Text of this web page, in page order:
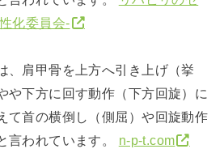
化委員会-
、肩甲骨を上方へ引き上げ（挙
や下方に回す動作（下方回旋）に
て首の横倒し（側屈）や回旋動作
言われています。 n-p-t.com